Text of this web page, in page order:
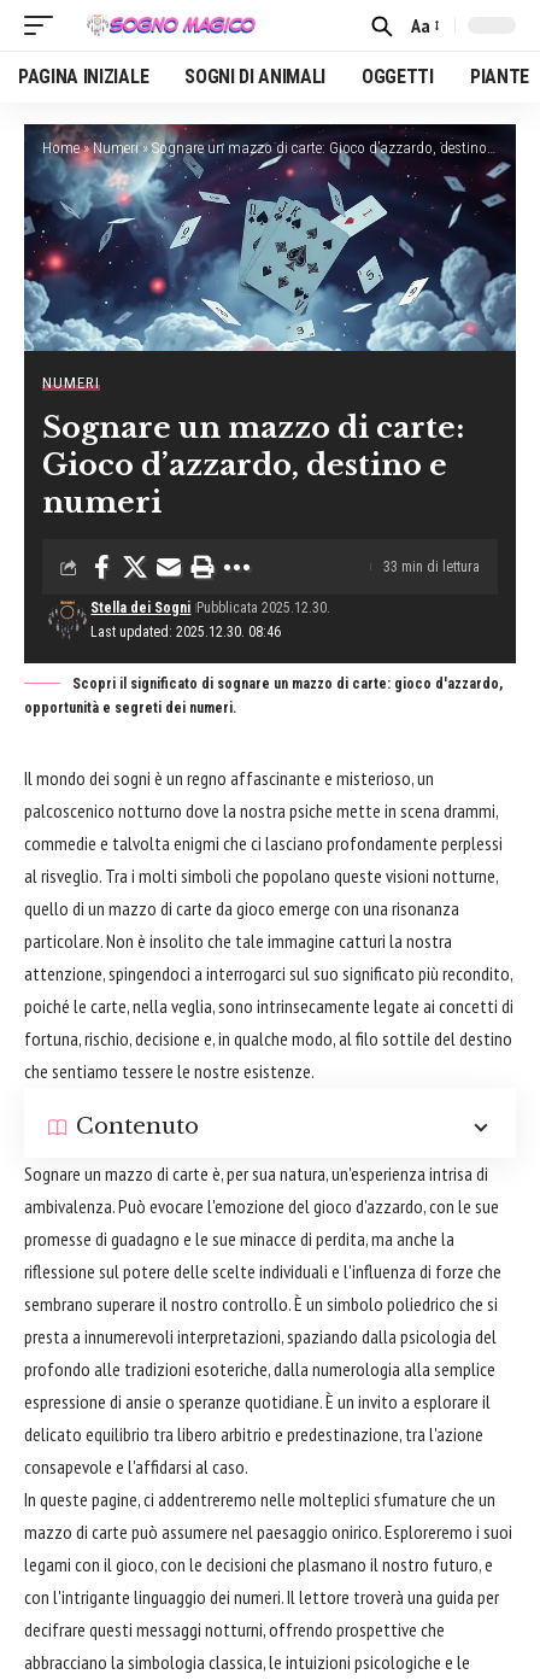
Font
Resizer
Aa
PAGINA INIZIALE SOGNI DI ANIMALI OGGETTI PIANTE
Home»Numeri»Sognare un mazzo di carte: Gioco d’azzardo, destino e numeri
NUMERI
Sognare un mazzo di carte:
Gioco d’azzardo, destino e
numeri
Last updated: 2025.12.30. 08:46
Stella dei Sogni Pubblicata 2025.12.30.
33 min di lettura
Scopri il significato di sognare un mazzo di carte: gioco d'azzardo,
opportunità e segreti dei numeri.
Il mondo dei sogni è un regno affascinante e misterioso, un
palcoscenico notturno dove la nostra psiche mette in scena drammi,
commedie e talvolta enigmi che ci lasciano profondamente perplessi
al risveglio. Tra i molti simboli che popolano queste visioni notturne,
quello di un mazzo di carte da gioco emerge con una risonanza
particolare. Non è insolito che tale immagine catturi la nostra
attenzione, spingendoci a interrogarci sul suo significato più recondito,
poiché le carte, nella veglia, sono intrinsecamente legate ai concetti di
fortuna, rischio, decisione e, in qualche modo, al filo sottile del destino
che sentiamo tessere le nostre esistenze.
Contenuto
Sognare un mazzo di carte è, per sua natura, un'esperienza intrisa di
ambivalenza. Può evocare l'emozione del gioco d'azzardo, con le sue
promesse di guadagno e le sue minacce di perdita, ma anche la
riflessione sul potere delle scelte individuali e l'influenza di forze che
sembrano superare il nostro controllo. È un simbolo poliedrico che si
presta a innumerevoli interpretazioni, spaziando dalla psicologia del
profondo alle tradizioni esoteriche, dalla numerologia alla semplice
espressione di ansie o speranze quotidiane. È un invito a esplorare il
delicato equilibrio tra libero arbitrio e predestinazione, tra l'azione
consapevole e l'affidarsi al caso.
In queste pagine, ci addentreremo nelle molteplici sfumature che un
mazzo di carte può assumere nel paesaggio onirico. Esploreremo i suoi
legami con il gioco, con le decisioni che plasmano il nostro futuro, e
con l'intrigante linguaggio dei numeri. Il lettore troverà una guida per
decifrare questi messaggi notturni, offrendo prospettive che
abbracciano la simbologia classica, le intuizioni psicologiche e le